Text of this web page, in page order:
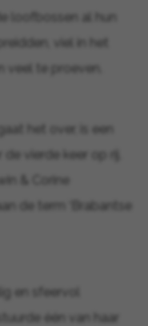
loofbossen al hun
viel in het
veel te proeven.
het over, is een
vierde keer op rij.
& Corine
de term ‘Brabantse
en sfeervol
één van haar